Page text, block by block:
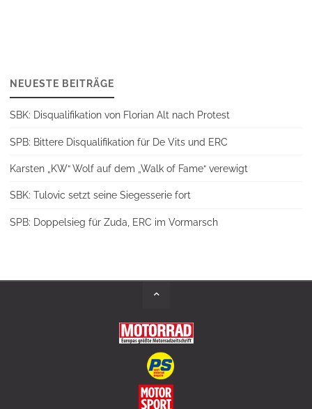
NEUESTE BEITRÄGE
SBK: Disqualifikation von Florian Alt nach Protest
SPB: Bittere Disqualifikation für De Vits und ERC
Karsten „KW“ Wolf auf dem „Walk of Fame“ verewigt
SBK: Tulovic setzt seine Siegesserie fort
SPB: Doppelsieg für Zuda, ERC im Vormarsch
Back